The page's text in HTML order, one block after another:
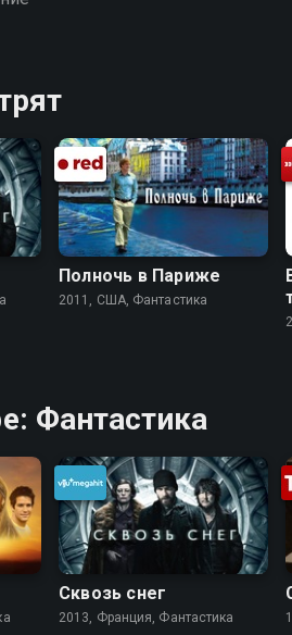
Полночь в Париже
2011, США, Фантастика
Фантастика
Сквозь снег
2013, Франция, Фантастика